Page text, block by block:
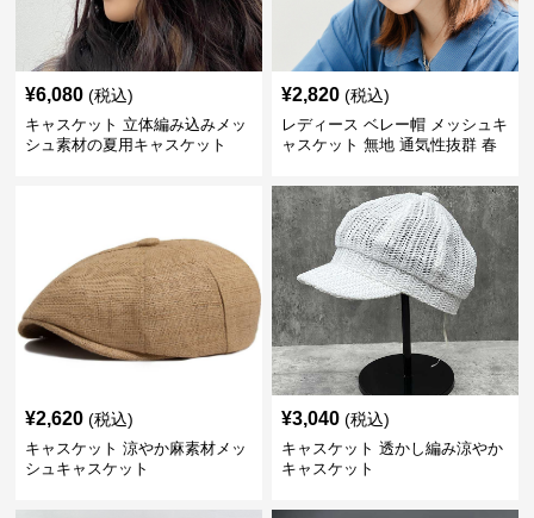
¥6,080 (税込)
キャスケット 立体編み込みメッ
シュ素材の夏用キャスケット
¥2,820 (税込)
レディース ベレー帽 メッシュキ
ャスケット 無地 通気性抜群 春
¥2,620 (税込)
キャスケット 涼やか麻素材メッ
シュキャスケット
¥3,040 (税込)
キャスケット 透かし編み涼やか
キャスケット